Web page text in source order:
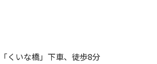
くいな橋」下車、徒歩8分